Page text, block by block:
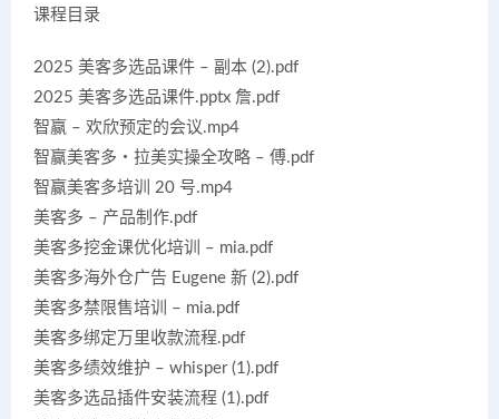
课程目录
2025 美客多选品课件 – 副本 (2).pdf
2025 美客多选品课件.pptx 詹.pdf
智赢 – 欢欣预定的会议.mp4
智赢美客多・拉美实操全攻略 – 傅.pdf
智赢美客多培训 20 号.mp4
美客多 – 产品制作.pdf
美客多挖金课优化培训 – mia.pdf
美客多海外仓广告 Eugene 新 (2).pdf
美客多禁限售培训 – mia.pdf
美客多绑定万里收款流程.pdf
美客多绩效维护 – whisper (1).pdf
美客多选品插件安装流程 (1).pdf